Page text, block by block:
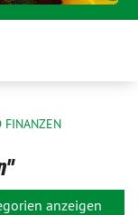
FINANZEN
anzeigen